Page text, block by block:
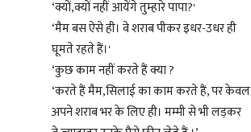
‘क्यों,क्यों नहीं आयेंगे तुम्हारे पापा?'
‘मैम बस ऐसे ही।‌ वे शराब पीकर इधर-उधर ही
घूमते रहते हैं।'
‘कुछ काम नहीं करते हैं क्या ?
‘करते हैं मैम,सिलाई का काम करते हैं, पर केवल
अपने शराब भर के लिए ही। मम्मी से भी लड़कर